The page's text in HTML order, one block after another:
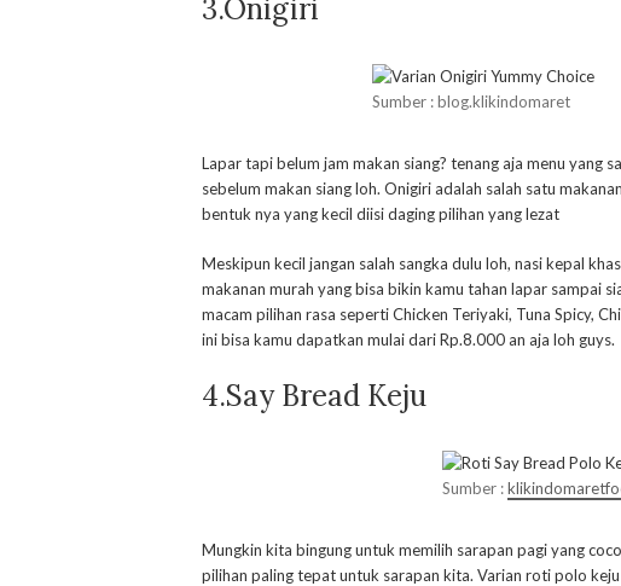
3.Onigiri
Sumber : blog.klikindomaret
Lapar tapi belum jam makan siang? tenang aja menu yang
sebelum makan siang loh. Onigiri adalah salah satu
bentuk nya yang kecil diisi daging pilihan yang lezat
Meskipun kecil jangan salah sangka dulu loh, nasi kepal
makanan murah yang bisa bikin kamu tahan lapar sampai
macam pilihan rasa seperti Chicken Teriyaki, Tuna Spicy,
ini bisa kamu dapatkan mulai dari Rp.8.000 an aja loh guys.
4.Say Bread Keju
Sumber :
Mungkin kita bingung untuk memilih sarapan pagi yang
pilihan paling tepat untuk sarapan kita. Varian roti polo